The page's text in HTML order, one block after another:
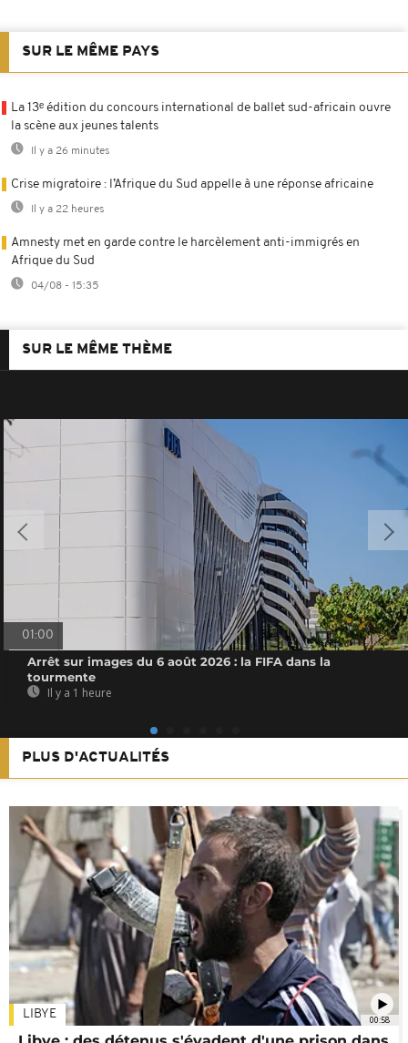
SUR LE MÊME PAYS
La 13ᵉ édition du concours international de ballet sud-africain ouvre
la scène aux jeunes talents
Il y a 26 minutes
Crise migratoire : l’Afrique du Sud appelle à une réponse africaine
Il y a 22 heures
Amnesty met en garde contre le harcèlement anti-immigrés en
Afrique du Sud
04/08 - 15:35
SUR LE MÊME THÈME
01:00
Arrêt sur images du 6 août 2026 : la FIFA dans la
tourmente
Il y a 1 heure
PLUS D'ACTUALITÉS
00:58
LIBYE